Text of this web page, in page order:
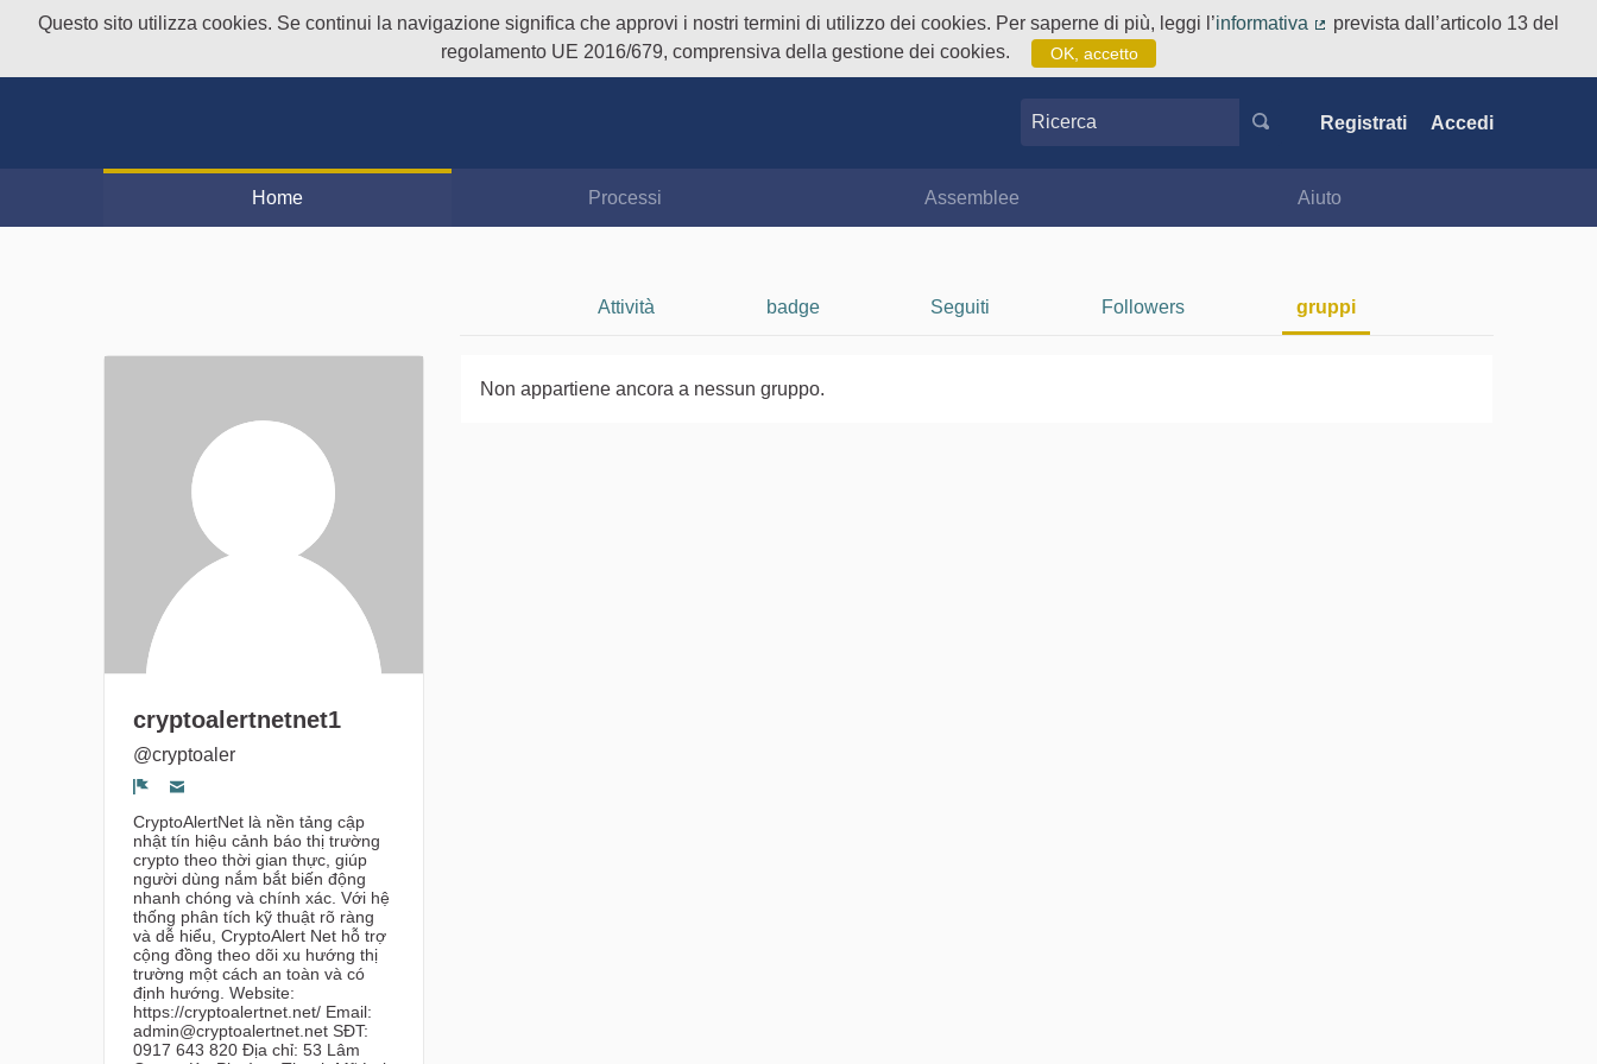
Questo sito utilizza cookies. Se continui la navigazione significa che approvi i nostri termini di utilizzo dei cookies. Per saperne di più, leggi l’informativa
prevista dall’articolo 13 del
regolamento UE 2016/679, comprensiva della gestione dei cookies.
OK, accetto
Ricerca Registrati Accedi
Home Processi Assemblee Aiuto
Attività badge Seguiti Followers gruppi
cryptoalertnetnet1
@cryptoaler
Segnala un problema
CryptoAlertNet là nền tảng cập
nhật tín hiệu cảnh báo thị trường
crypto theo thời gian thực, giúp
người dùng nắm bắt biến động
nhanh chóng và chính xác. Với hệ
thống phân tích kỹ thuật rõ ràng
và dễ hiểu, CryptoAlert Net hỗ trợ
cộng đồng theo dõi xu hướng thị
trường một cách an toàn và có
định hướng. Website:
https://cryptoalertnet.net/ Email:
admin@cryptoalertnet.net SĐT:
0917 643 820 Địa chỉ: 53 Lâm
Non appartiene ancora a nessun gruppo.